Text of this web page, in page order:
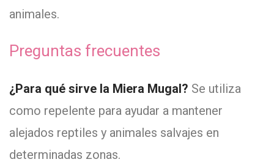
animales.
Preguntas frecuentes
¿Para qué sirve la Miera Mugal? Se utiliza
como repelente para ayudar a mantener
alejados reptiles y animales salvajes en
determinadas zonas.